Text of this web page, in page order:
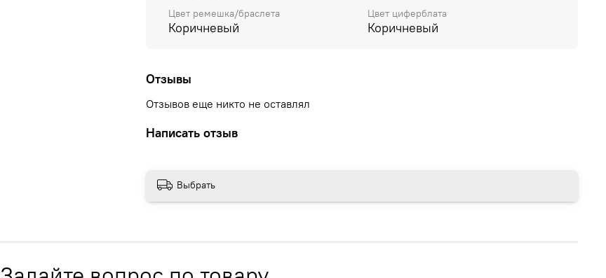
Цвет ремешка/браслета
Коричневый
Цвет циферблата
Коричневый
Отзывы
Отзывов еще никто не оставлял
Написать отзыв
Выбрать